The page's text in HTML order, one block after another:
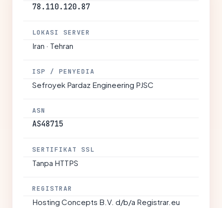
78.110.120.87
LOKASI SERVER
Iran · Tehran
ISP / PENYEDIA
Sefroyek Pardaz Engineering PJSC
ASN
AS48715
SERTIFIKAT SSL
Tanpa HTTPS
REGISTRAR
Hosting Concepts B.V. d/b/a Registrar.eu